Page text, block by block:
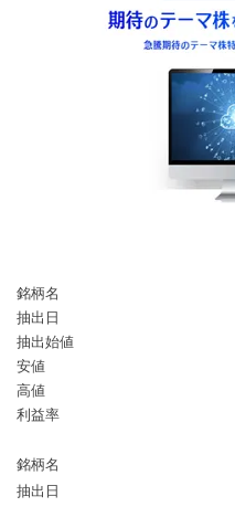
銘柄名
抽出日
抽出始値
安値
高値
利益率
銘柄名
抽出日